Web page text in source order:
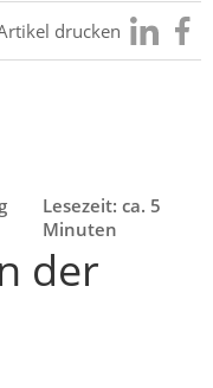
drucken Besuchen
Sie
Sie
Lesezeit: ca. 5
Minuten
der